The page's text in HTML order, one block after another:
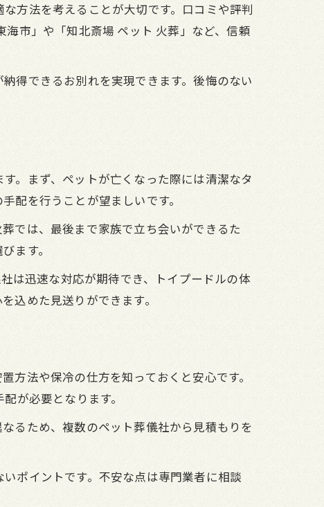
方法を考えることが大切です。口コミや評判
市」や「知北斎場 ペット 火葬」など、信頼
得できるお別れを実現できます。後悔のない
。まず、ペットが亡くなった際には清潔なタ
配を行うことが望ましいです。
では、最後まで家族で立ち会いができるた
ます。
は迅速な対応が期待でき、トイプードルの体
込めた見送りができます。
方法や保冷の仕方を知っておくと安心です。
が必要となります。
るため、複数のペット葬儀社から見積もりを
ポイントです。不安な点は専門業者に相談